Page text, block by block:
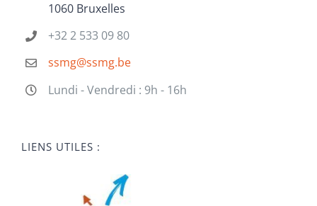
1060 Bruxelles
+32 2 533 09 80
ssmg@ssmg.be
Lundi - Vendredi : 9h - 16h
LIENS UTILES :